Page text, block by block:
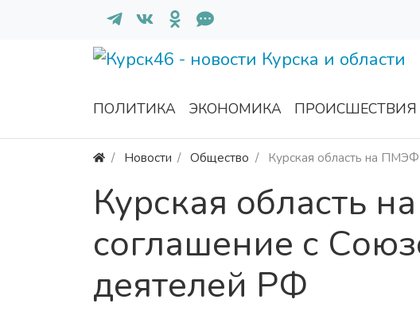
ПОЛИТИКА ЭКОНОМИКА ПРОИСШЕСТВИЯ
Новости Общество Курская область на
Курская область
соглашение с
деятелей РФ